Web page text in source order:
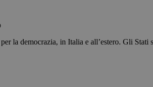
la democrazia, in Italia e all’estero. Gli